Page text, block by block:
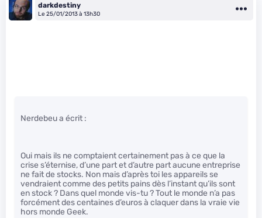
darkdestiny
Le 25/01/2013 à 13h30
Nerdebeu a écrit :
Oui mais ils ne comptaient certainement pas à ce que la
crise s’éternise, d’une part et d’autre part aucune entreprise
ne fait de stocks. Non mais d’après toi les appareils se
vendraient comme des petits pains dès l’instant qu’ils sont
en stock ? Dans quel monde vis-tu ? Tout le monde n’a pas
forcément des centaines d’euros à claquer dans la vraie vie
hors monde Geek.